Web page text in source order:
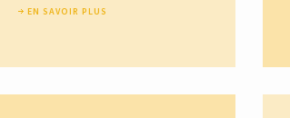
EN SAVOIR PLUS